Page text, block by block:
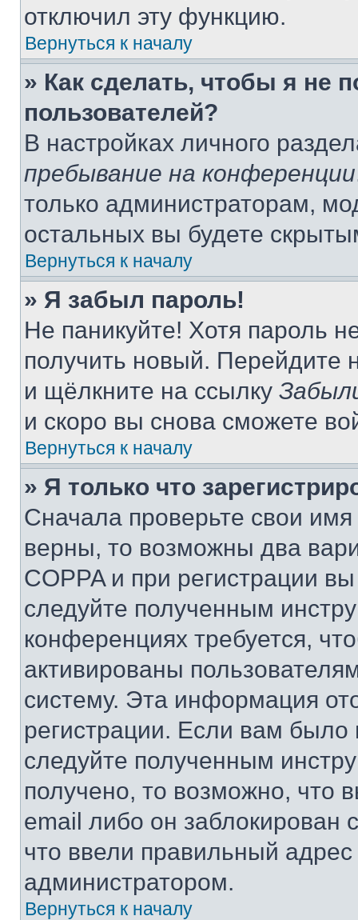
отключил эту функцию.
Вернуться к началу
» Как сделать, чтобы я не
пользователей?
В настройках личного
пребывание на конференции
только администраторам,
остальных вы будете
Вернуться к началу
» Я забыл пароль!
Не паникуйте! Хотя пароль
получить новый. Перейдите
и щёлкните на ссылку
и скоро вы снова сможете
Вернуться к началу
» Я только что
Сначала проверьте свои
верны, то возможны два
COPPA и при регистрации
следуйте полученным
конференциях требуется,
активированы
систему. Эта информация
регистрации. Если вам
следуйте полученным
получено, то возможно, что
email либо он
что ввели правильный адрес
администратором.
Вернуться к началу